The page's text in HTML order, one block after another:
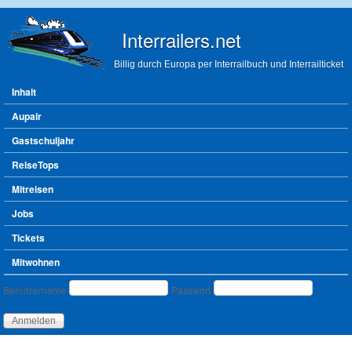
Interrailers.net
Billig durch Europa per Interrailbuch und Interrailticket
Hauptmenü
Inhalt
Aupair
Gastschuljahr
ReiseTops
Mitreisen
Jobs
Tickets
Mitwohnen
Benutzeranmeldung
Benutzername Passwort